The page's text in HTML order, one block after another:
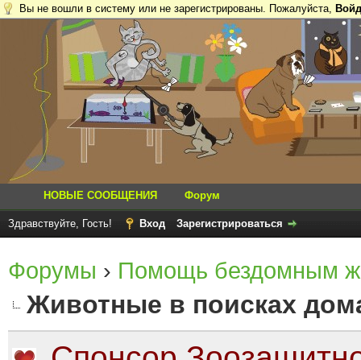
Вы не вошли в систему или не зарегистрированы. Пожалуйста,
НОВЫЕ СООБЩЕНИЯ Форум
Здравствуйте, Гость! Вход Зарегистрироваться
Форумы › Помощь бездомным
Животные в поисках